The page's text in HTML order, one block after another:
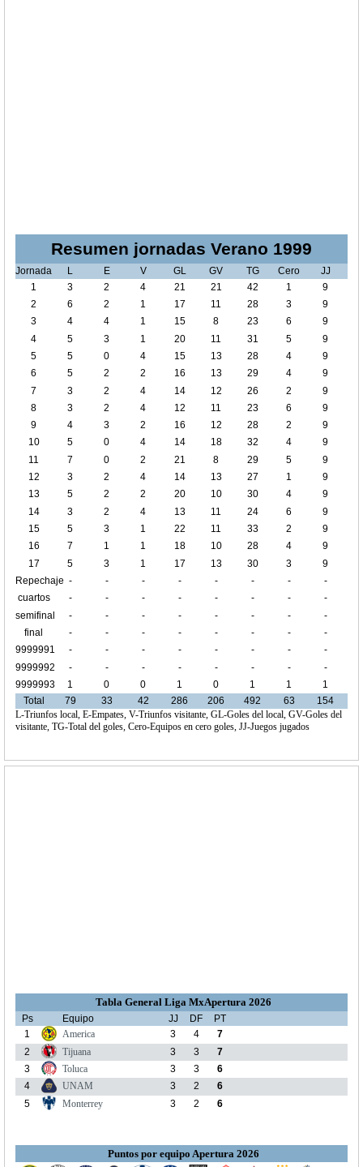
Resumen jornadas Verano 1999
Jornada L E V GL GV TG Cero
JJ
1
3 2 4 21 21 42 1
9
2
6 2 1 17 11 28 3
9
3
4 4 1 15 8 23 6
9
4
5 3 1 20 11 31 5
9
5
5 0 4 15 13 28 4
9
6
5 2 2 16 13 29 4
9
7
3 2 4 14 12 26 2
9
8
3 2 4 12 11 23 6
9
9
4 3 2 16 12 28 2
9
10
5 0 4 14 18 32 4
9
11
7 0 2 21 8 29 5
9
12
3 2 4 14 13 27 1
9
13
5 2 2 20 10 30 4
9
14
3 2 4 13 11 24 6
9
15
5 3 1 22 11 33 2
9
16
7 1 1 18 10 28 4
9
17
5 3 1 17 13 30 3
9
Repechaje - - - - - - -
-
cuartos
de final
- - - - - - -
-
semifinal
- - - - - - -
-
final
- - - - - - -
-
9999991
- - - - - - -
-
9999992
- - - - - - -
-
9999993
1 0 0 1 0 1 1
1
Total
79 33 42 286 206 492 63
154
L-Triunfos local, E-Empates, V-Triunfos visitante, GL-Goles del local, GV-Goles del
visitante, TG-Total del goles, Cero-Equipos en cero goles, JJ-Juegos jugados
Tabla General Liga MxApertura 2026
Ps Equipo JJ DF
PT
1
America 3 4
7
2
Tijuana 3 3
7
3
Toluca 3 3
6
4
UNAM 3 2
6
5
Monterrey 3 2 6
Puntos por equipo Apertura 2026